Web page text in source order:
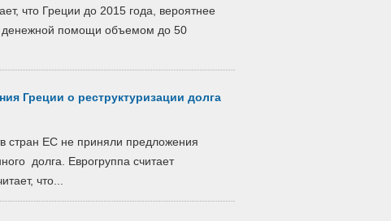
что Греции до 2015 года, вероятнее
денежной помощи объемом до 50
Греции о реструктуризации долга
стран ЕС не приняли предложения
долга. Еврогруппа считает
что...